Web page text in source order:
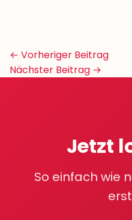
Beitrags-
Navigation
← Vorheriger Beitrag
Nächster Beitrag →
Jetzt
So einfach wie